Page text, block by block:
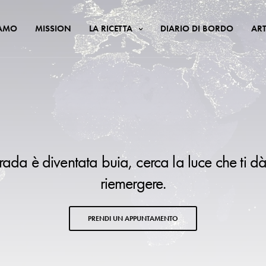
MISSION LA RICETTA DIARIO DI BORDO
è diventata buia, cerca la luce che ti
riemergere.
PRENDI UN APPUNTAMENTO